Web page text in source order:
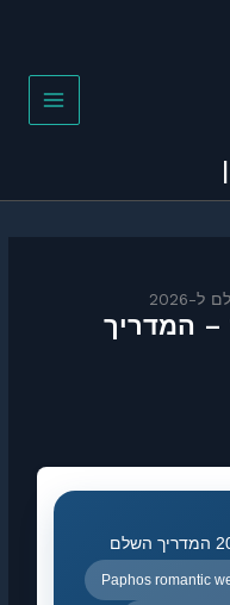
2026
– המדריך
Paphos romantic